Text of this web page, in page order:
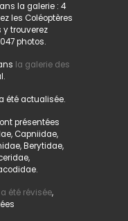
la galerie : 4
les Coléoptères
y trouverez
photos.
la galerie des
a été actualisée.
présentées
Capniidae,
Berytidae,
été révisée,